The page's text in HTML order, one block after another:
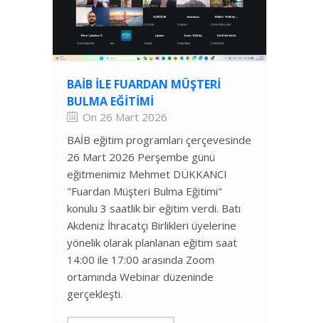
BAİB ILE FUARDAN MÜŞTERI
BULMA EĞITIMI
On 26 Mart 2026
BAİB eğitim programları çerçevesinde
26 Mart 2026 Perşembe günü
eğitmenimiz Mehmet DÜKKANCI
"Fuardan Müşteri Bulma Eğitimi"
konulu 3 saatlik bir eğitim verdi. Batı
Akdeniz İhracatçı Birlikleri üyelerine
yönelik olarak planlanan eğitim saat
14:00 ile 17:00 arasında Zoom
ortamında Webinar düzeninde
gerçekleşti.